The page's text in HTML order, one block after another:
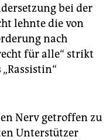
bei der
lehnte die von
nach
für alle“ strikt
Nerv getroffen zu
Unterstützer